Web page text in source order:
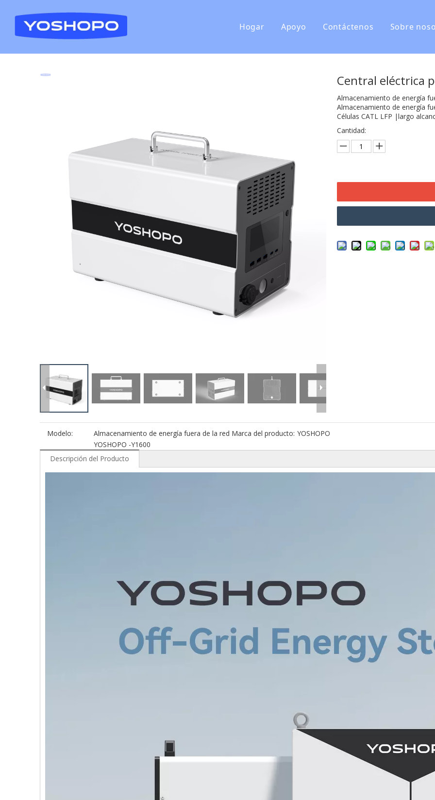
Hogar Apoyo Contáctenos Sobre
Central eléctrica
Almacenamiento de energía
Almacenamiento de energía
Células CATL LFP |largo
Cantidad:
Modelo:
Almacenamiento de energía fuera de la red
YOSHOPO -Y1600
Marca del producto: YOSHOPO
Descripción del Producto